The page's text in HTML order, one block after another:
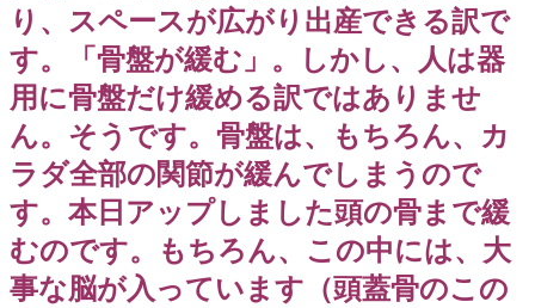
り、スペースが広がり出産できる訳で
す。「骨盤が緩む」。しかし、人は器
用に骨盤だけ緩める訳ではありませ
ん。そうです。骨盤は、もちろん、カ
ラダ全部の関節が緩んでしまうので
す。本日アップしました頭の骨まで緩
むのです。もちろん、この中には、大
事な脳が入っています（頭蓋骨のこの